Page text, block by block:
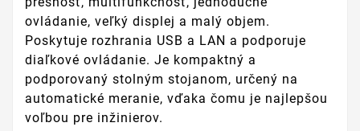
ovládanie, veľký displej a malý objem.
Poskytuje rozhrania USB a LAN a podporuje
diaľkové ovládanie. Je kompaktný a
podporovaný stolným stojanom, určený na
automatické meranie, vďaka čomu je najlepšou
voľbou pre inžinierov.